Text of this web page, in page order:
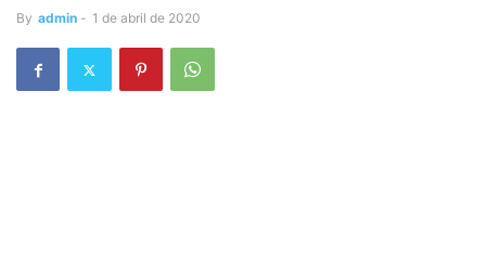
By admin - 1 de abril de 2020